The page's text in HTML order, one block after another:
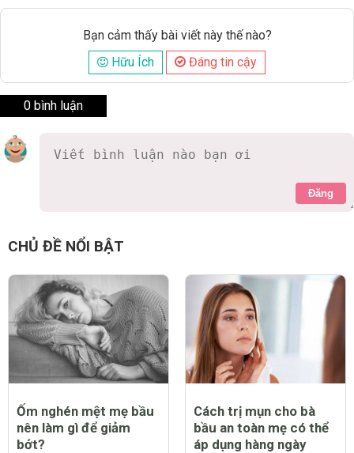
Bạn cảm thấy bài viết này thế nào?
Hữu Ích
Đáng tin cậy
0 bình luận
Đăng
CHỦ ĐỀ NỔI BẬT
Ốm nghén mệt mẹ bầu
nên làm gì để giảm
bớt?
Cách trị mụn cho bà
bầu an toàn mẹ có thể
áp dụng hàng ngày